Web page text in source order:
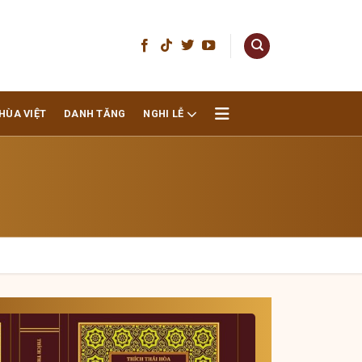
VIỆT DANH TĂNG NGHI LỄ